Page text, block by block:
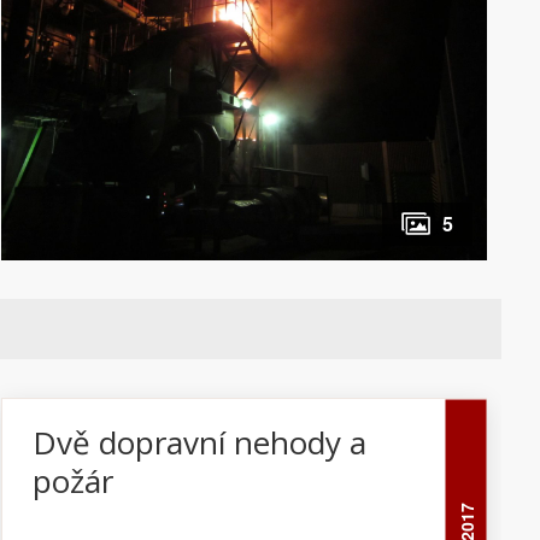
stanice Zlín. Současně byl vyhlášen poplach
jednotkám dobrovolných hasičů z Otrokovic a
Otrokovic – Kvítkovic. Celkem vyjelo pět
cisternových vozidel. Plameny zasáhly část
izolace armatur technologie. Třicet minut po
příjezdu první jednotky dostali hasiči požár
pod kontrolu a zabránili dalšímu šíření. Po
stržení zasažené izolace hasiči ještě armatury
ochladili. Požár způsobil škodu ve výši asi
HZS Zlínského kraje
5
Dvě dopravní nehody a
požár